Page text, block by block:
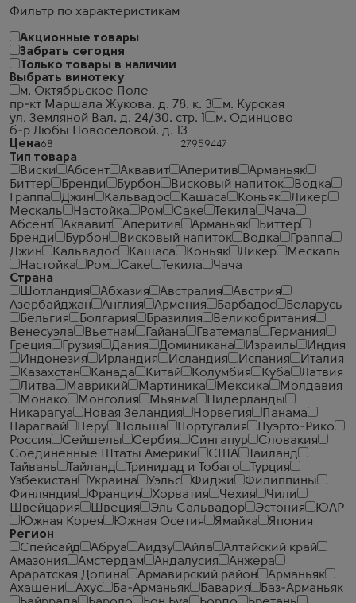
Фильтр по характеристикам
Акционные товары
Забрать сегодня
Только товары в наличии
Выбрать винотеку
м. Октябрьское Поле
пр-кт Маршала Жукова. д. 78. к. 3
м. Курская
ул. Земляной Вал. д. 24/30. стр. 1
м. Одинцово
б-р Любы Новосёловой. д. 13
Цена
Тип товара
Виски
Абсент Аквавит Аперитив
Арманьяк
Биттер
Бренди Бурбон Висковый напиток
Водка
Граппа
Джин Кальвадос Кашаса Коньяк
Ликер
Мескаль
Настойка Ром Саке Текила
Чача
Абсент
Аквавит Аперитив Арманьяк
Биттер
Бренди
Бурбон Висковый напиток Водка
Граппа
Джин
Кальвадос Кашаса Коньяк Ликер
Мескаль
Настойка
Ром Саке Текила
Чача
Страна
Шотландия
Абхазия Австралия
Австрия
Азербайджан
Англия Армения Барбадос
Беларусь
Бельгия
Болгария Бразилия
Великобритания
Венесуэла
Вьетнам Гайана Гватемала
Германия
Греция
Грузия Дания Доминикана Израиль
Индия
Индонезия
Ирландия Исландия Испания
Италия
Казахстан
Канада Китай Колумбия Куба
Латвия
Литва
Маврикий Мартиника Мексика
Молдавия
Монако
Монголия Мьянма
Нидерланды
Никарагуа
Новая Зеландия Норвегия
Панама
Парагвай
Перу Польша Португалия
Пуэрто-Рико
Россия
Сейшелы Сербия Сингапур
Словакия
Соединенные Штаты Америки
США
Таиланд
Тайвань
Тайланд Тринидад и Тобаго
Турция
Узбекистан
Украина Уэльс Фиджи
Филиппины
Финляндия
Франция Хорватия Чехия
Чили
Швейцария
Швеция Эль Сальвадор Эстония
ЮАР
Южная Корея
Южная Осетия Ямайка
Япония
Регион
Спейсайд
Абруа Аидзу Айла
Алтайский край
Амазония
Амстердам Андалусия
Анжера
Араратская Долина
Армавирский район
Арманьяк
Ахашени
Ахус Ба-Арманьяк Бавария
Баз-Арманьяк